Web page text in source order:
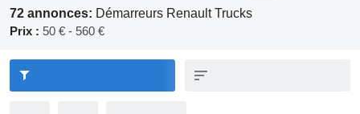
72 annonces: Démarreurs Renault Trucks
Prix : 50 € - 560 €